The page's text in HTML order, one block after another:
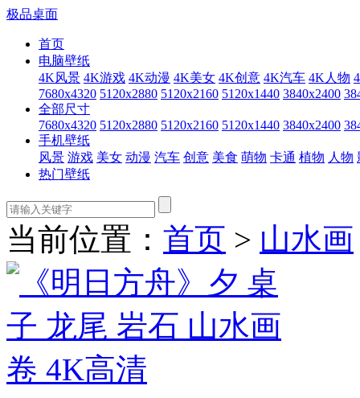
极品桌面
首页
电脑壁纸
4K风景 4K游戏 4K动漫 4K美女 4K创意 4K汽车 4K人物
7680x4320 5120x2880 5120x2160 5120x1440 3840x2400
全部尺寸
7680x4320 5120x2880 5120x2160 5120x1440 3840x2400
手机壁纸
风景 游戏 美女 动漫 汽车 创意 美食 萌物 卡通 植物 人物
热门壁纸
当前位置： 首页 > 山水画